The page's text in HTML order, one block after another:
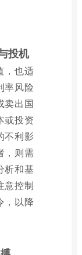
投机
，也适
率风险
卖出国
或投资
不利影
，则需
析和基
意控制
，以降